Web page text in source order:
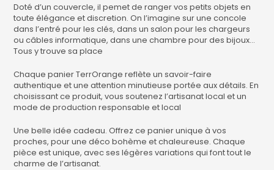
Doté d’un couvercle, il pemet de ranger vos petits objets en
toute élégance et discretion. On l’imagine sur une concole
dans l’entré pour les clés, dans un salon pour les chargeurs
ou câbles informatique, dans une chambre pour des bijoux…
Tous y trouve sa place
Chaque panier TerrOrange reflète un savoir-faire
authentique et une attention minutieuse portée aux détails. En
choisissant ce produit, vous soutenez l’artisanat local et un
mode de production responsable et local
Une belle idée cadeau. Offrez ce panier unique à vos
proches, pour une déco bohème et chaleureuse. Chaque
pièce est unique, avec ses légères variations qui font tout le
charme de l’artisanat.